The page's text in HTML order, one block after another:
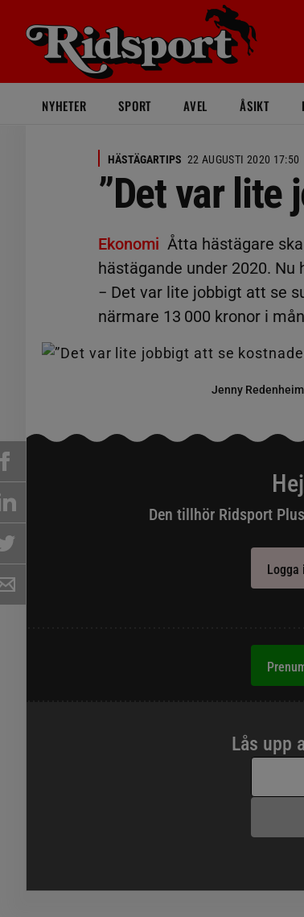
NYHETER SPORT AVEL ÅSIKT
HÄSTÄGARTIPS 22 AUGUSTI 2020 17:50
”Det var lite
Ekonomi Åtta hästägare
hästägande under 2020. Nu
− Det var lite jobbigt att se
närmare 13 000 kronor i
Jenny
Den tillhör Ridsport
Logga